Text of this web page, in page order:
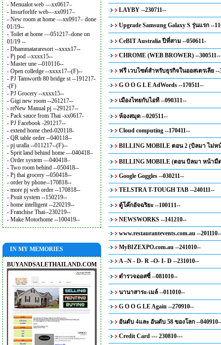
- Menualot web —xx0617–
- Insurforlife web—xx0917–
- New room at home —xx0917– done
01/19--
- Toilet at home —051217–done on
01/19 --
- Dhammatararesort --xxxx17--
- Pj pod --xxxx15--
- Master une --010116--
- Open colledge --xxxx17--(F)--
- PJ Tamworth 80 bridge st --191217-
-(F)
- PJ Grocery --xxxx15--
- Gigi new room --261217--
- reNew Manual pj --291217--
- Pack sauce from Thai -xx0617-
- PJ Facebook -291217--
- extend home ched-020118-
- QR table order --040118--
- pj uralla --011217--(F)--
- Sprit land behind home —040418–
- Order system —040418–
- Two room behind --050418--
- Pj thai grocery --050418--
- order by phone--170818--
- more pj web order --170818--
- Psuit system --150219--
- home intelligent --220219--
- Franchise Thai--230219--
- Make Motorhome --100419--
IN MY MEMORIES
BUYANDSALETHAILAND.COM
LAYBY --230711--
Upgrade Samsung Galaxy S รุ่นแรก --
CeBIT Australia ปีที่สาม --050611-
CHROME (WEB BROWER) --300511--
ฟรี เวบไซด์สำหรับธุรกิจในออสเตรเลีย --
G O O G L E AdWords --170511--
เมืองไทยกับไอที --090311--
ห้องสมุด --020511--
Cloud computing --170411--
BILLING MOBILE ตอน 2 (บิลมา ไม่หน้
BILLING MOBILE (ตอน บิลมา หน้ามืด
Google Goggles --030211--
TELSTRA T-TOUGH TAB --240111--
ตู้โค๊กอัจฉริยะ --100111--
NEWSWORKS --141210--
www.restaurantevents.com.au --201110--
MyBIZEXPO.com.au --241010--
A –N - D- R –O- I- D --231010--
ตำรวจออสซี่ --081010--
นานาสาระ-เมล์ --011010--
G O O G LE Again --270910--
อันดับ 4และ อันดับ 58 ของโลก --
Credit Card --- 230810---